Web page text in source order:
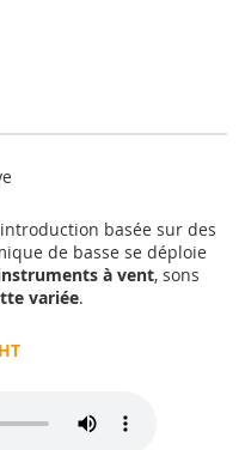
basée sur des
de basse se déploie
à vent, sons
variée.